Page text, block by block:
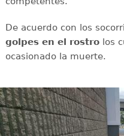
De acuerdo con los
golpes en el rostrolos
ocasionado la muerte.